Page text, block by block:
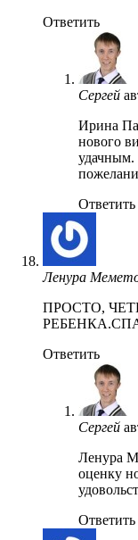
Ответить
Сергей
Ирина
нового
удачным.
Ответить
Ленура
ПРОСТО,
Ответить
Сергей
Ленура
оценку
Ответить